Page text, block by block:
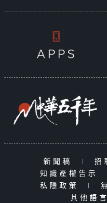
新聞稿 | 招
知識產權告示
私隱政策
|
其他語